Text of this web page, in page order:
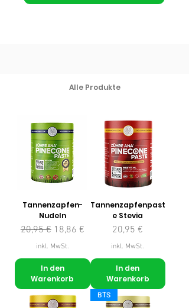
Alle Produkte
Tannenzapfen-
Nudeln
Standardpreis
20,95 € Sale-Preis
18,86 €
inkl. MwSt.
In den
Warenkorb
Tannenzapfenpast
e Stevia
Preis
20,95 €
inkl. MwSt.
In den
Warenkorb
BTS